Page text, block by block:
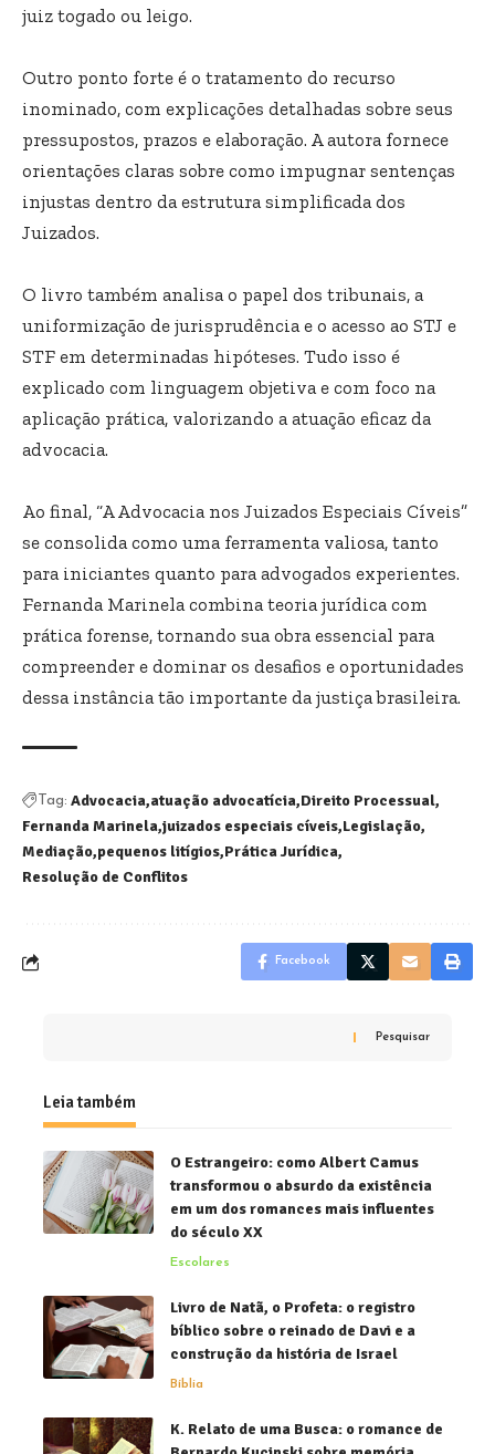
juiz togado ou leigo.
Outro ponto forte é o tratamento do recurso
inominado, com explicações detalhadas sobre seus
pressupostos, prazos e elaboração. A autora fornece
orientações claras sobre como impugnar sentenças
injustas dentro da estrutura simplificada dos
Juizados.
O livro também analisa o papel dos tribunais, a
uniformização de jurisprudência e o acesso ao STJ e
STF em determinadas hipóteses. Tudo isso é
explicado com linguagem objetiva e com foco na
aplicação prática, valorizando a atuação eficaz da
advocacia.
Ao final, “A Advocacia nos Juizados Especiais Cíveis”
se consolida como uma ferramenta valiosa, tanto
para iniciantes quanto para advogados experientes.
Fernanda Marinela combina teoria jurídica com
prática forense, tornando sua obra essencial para
compreender e dominar os desafios e oportunidades
dessa instância tão importante da justiça brasileira.
Tag: Advocacia atuação advocatícia Direito Processual
Fernanda Marinela juizados especiais cíveis Legislação
Mediação pequenos litígios Prática Jurídica
Resolução de Conflitos
Facebook
Pesquisar
Leia também
O Estrangeiro: como Albert Camus
transformou o absurdo da existência
em um dos romances mais influentes
do século XX
Escolares
Livro de Natã, o Profeta: o registro
bíblico sobre o reinado de Davi e a
construção da história de Israel
Bíblia
K. Relato de uma Busca: o romance de